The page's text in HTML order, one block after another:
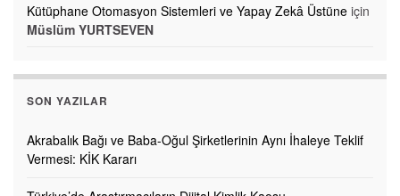
Kütüphane Otomasyon Sistemleri ve Yapay Zekâ Üstüne için
Müslüm YURTSEVEN
SON YAZILAR
Akrabalık Bağı ve Baba-Oğul Şirketlerinin Aynı İhaleye Teklif
Vermesi: KİK Kararı